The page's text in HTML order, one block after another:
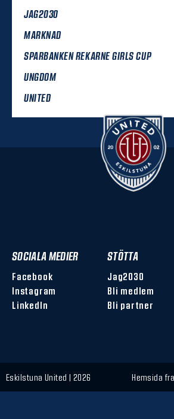
JAG2030
MARKNAD
SPARBANKEN REKARNE GIRLS CUP
UNGDOM
UNITED
SOCIALA MEDIER
Facebook
Instagram
LinkedIn
STÖTTA
Jag2030
Bli medlem
Bli partner
Eskilstuna United | 2026 Hemsida